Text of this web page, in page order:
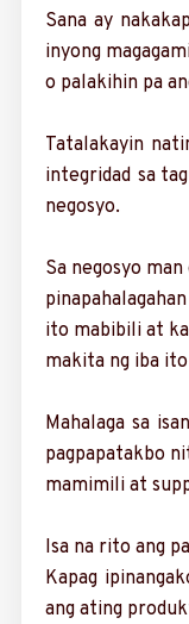
Sana ay
inyong
o palakihin pa
Tatalakayin
integridad sa
negosyo.
Sa negosyo
ito mabibili at
makita ng iba
Mahalaga sa
pagpapatakbo
mamimili at
Isa na rito ang
Kapag
ang ating